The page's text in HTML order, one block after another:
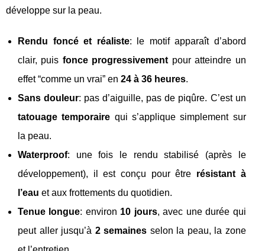
développe sur la peau.
Rendu foncé et réaliste: le motif apparaît d’abord
clair, puis fonce progressivement pour atteindre un
effet “comme un vrai” en 24 à 36 heures.
Sans douleur: pas d’aiguille, pas de piqûre. C’est un
tatouage temporaire qui s’applique simplement sur
la peau.
Waterproof: une fois le rendu stabilisé (après le
développement), il est conçu pour être résistant à
l’eau et aux frottements du quotidien.
Tenue longue: environ 10 jours, avec une durée qui
peut aller jusqu’à 2 semaines selon la peau, la zone